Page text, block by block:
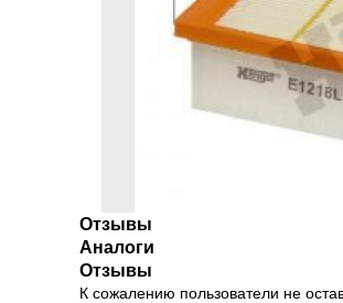
Отзывы
Аналоги
Отзывы
К сожалению пользователи не